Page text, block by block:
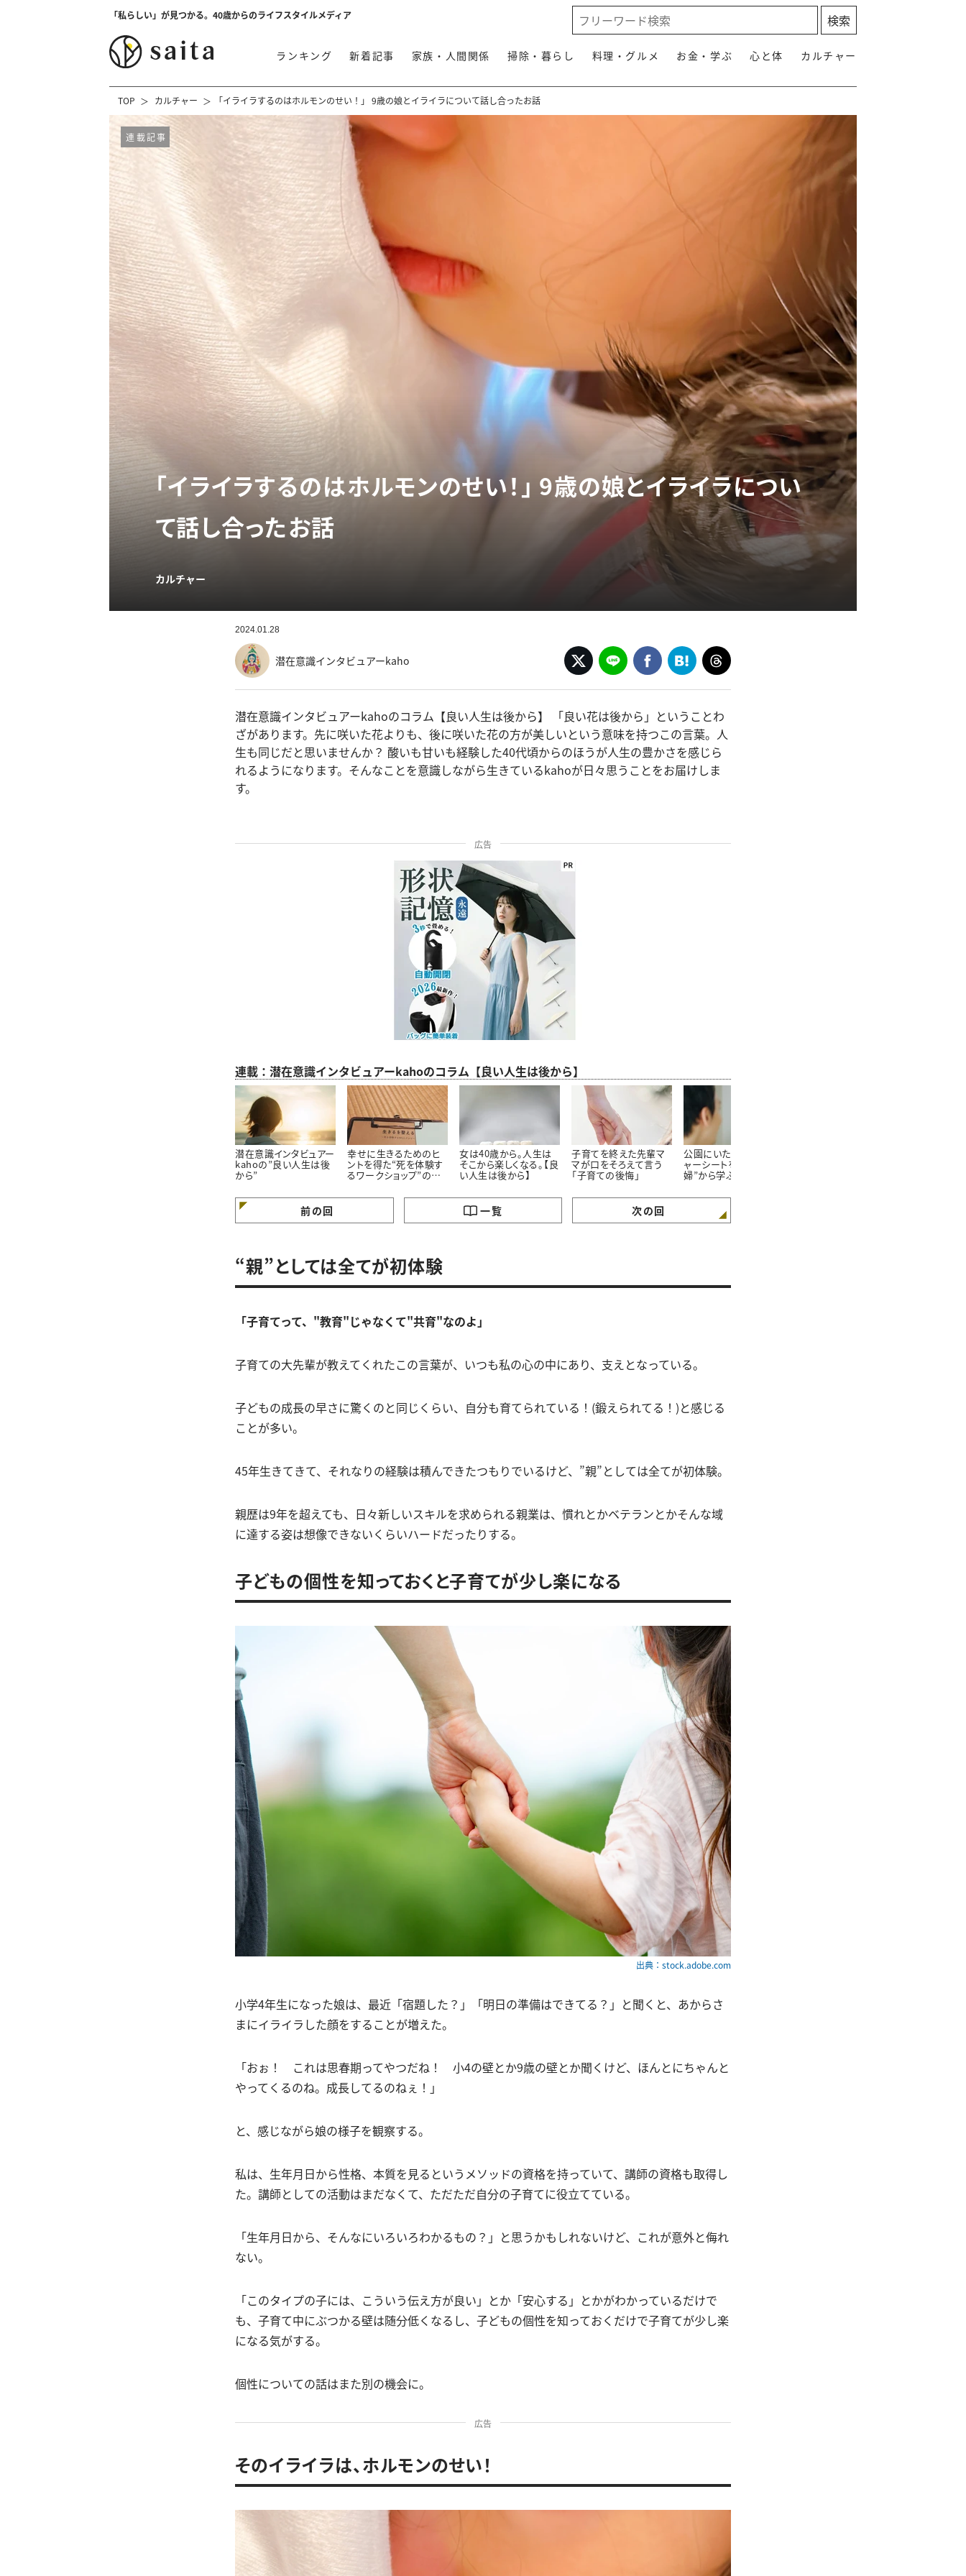
「私らしい」が見つかる。40歳からのライフスタイルメディア
ランキング 新着記事 家族・人間関係 掃除・暮らし 料理・グルメ お金・学ぶ 心と体 カルチャー
TOP カルチャー 「イライラするのはホルモンのせい！」 9歳の娘とイライラについて話し合ったお話
連載記事
「イライラするのはホルモンのせい！」 9歳の娘とイライラについ
て話し合ったお話
カルチャー
2024.01.28
潜在意識インタビュアーkaho
潜在意識インタビュアーkahoのコラム【良い人生は後から】 「良い花は後から」ということわ
ざがあります。先に咲いた花よりも、後に咲いた花の方が美しいという意味を持つこの言葉。人
生も同じだと思いませんか？ 酸いも甘いも経験した40代頃からのほうが人生の豊かさを感じら
れるようになります。そんなことを意識しながら生きているkahoが日々思うことをお届けしま
す。
広告
連載：潜在意識インタビュアーkahoのコラム【良い人生は後から】
潜在意識インタビュアー
kahoの”良い人生は後
から”
幸せに生きるためのヒ
ントを得た“死を体験す
るワークショップ”の話
女は40歳から。人生は
そこから楽しくなる。【良
い人生は後から】
子育てを終えた先輩マ
マが口をそろえて言う
「子育ての後悔」
公園にいた“大きなレジ
ャーシートを畳む夫
婦”から学ぶ「夫婦関係
前の回 一覧 次の回
“親”としては全てが初体験
「子育てって、"教育"じゃなくて"共育"なのよ」
子育ての大先輩が教えてくれたこの言葉が、いつも私の心の中にあり、支えとなっている。
子どもの成長の早さに驚くのと同じくらい、自分も育てられている！(鍛えられてる！)と感じる
ことが多い。
45年生きてきて、それなりの経験は積んできたつもりでいるけど、”親”としては全てが初体験。
親歴は9年を超えても、日々新しいスキルを求められる親業は、慣れとかベテランとかそんな域
に達する姿は想像できないくらいハードだったりする。
子どもの個性を知っておくと子育てが少し楽になる
出典：stock.adobe.com
小学4年生になった娘は、最近「宿題した？」「明日の準備はできてる？」と聞くと、あからさ
まにイライラした顔をすることが増えた。
「おぉ！ これは思春期ってやつだね！ 小4の壁とか9歳の壁とか聞くけど、ほんとにちゃんと
やってくるのね。成長してるのねぇ！」
と、感じながら娘の様子を観察する。
私は、生年月日から性格、本質を見るというメソッドの資格を持っていて、講師の資格も取得し
た。講師としての活動はまだなくて、ただただ自分の子育てに役立てている。
「生年月日から、そんなにいろいろわかるもの？」と思うかもしれないけど、これが意外と侮れ
ない。
「このタイプの子には、こういう伝え方が良い」とか「安心する」とかがわかっているだけで
も、子育て中にぶつかる壁は随分低くなるし、子どもの個性を知っておくだけで子育てが少し楽
になる気がする。
個性についての話はまた別の機会に。
広告
そのイライラは、ホルモンのせい！